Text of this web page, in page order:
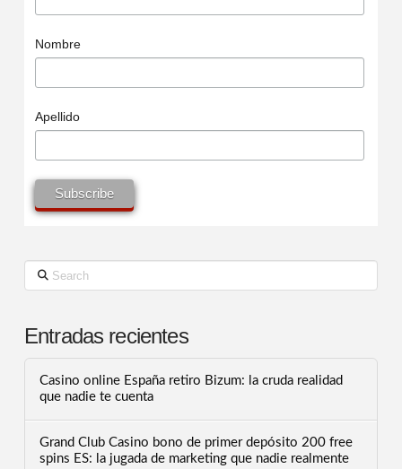
Nombre
Apellido
Search
Entradas recientes
Casino online España retiro Bizum: la cruda realidad
que nadie te cuenta
Grand Club Casino bono de primer depósito 200 free
spins ES: la jugada de marketing que nadie realmente